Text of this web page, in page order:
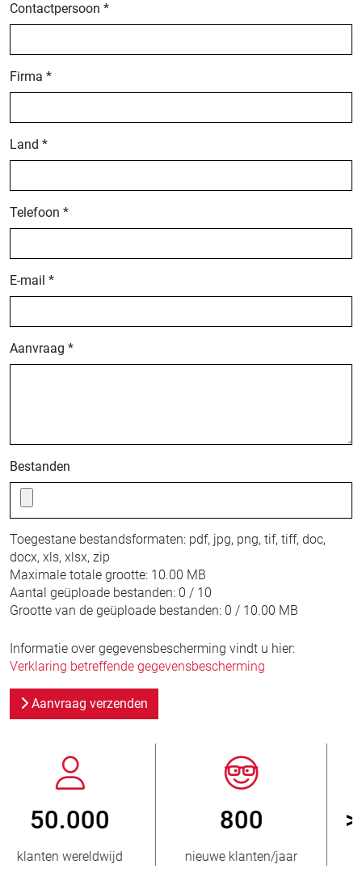
Contactpersoon *
Firma *
Land *
Telefoon *
E-mail *
Aanvraag *
Bestanden
Toegestane bestandsformaten: pdf, jpg, png, tif, tiff, doc,
docx, xls, xlsx, zip
Maximale totale grootte: 10.00 MB
Aantal geüploade bestanden: 0 / 10
Grootte van de geüploade bestanden: 0 / 10.00 MB
Informatie over gegevensbescherming vindt u hier:
Verklaring betreffende gegevensbescherming
Aanvraag verzenden
800
nieuwe klanten/jaar
> 3.500.000
verkochte eenheden